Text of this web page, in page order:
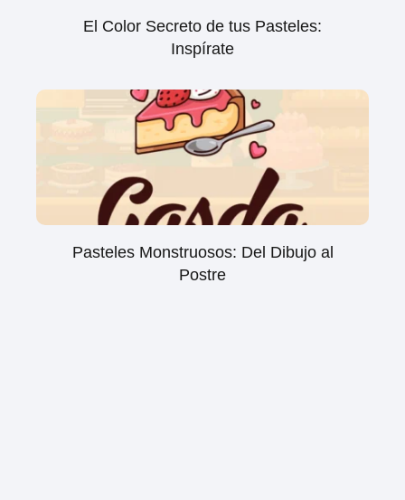
El Color Secreto de tus Pasteles:
Inspírate
Pasteles Monstruosos: Del Dibujo al
Postre